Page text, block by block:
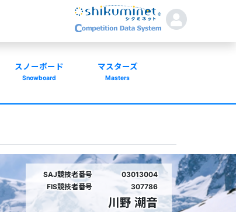
スノーボード
Snowboard
マスターズ
Masters
SAJ競技者番号
03013004
FIS競技者番号
307786
川野 潮音